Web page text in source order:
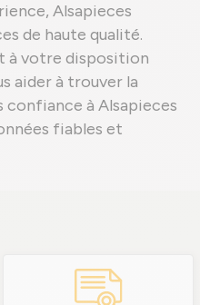
Alsapieces
de haute qualité.
à votre disposition
aider à trouver la
confiance à Alsapieces
fiables et